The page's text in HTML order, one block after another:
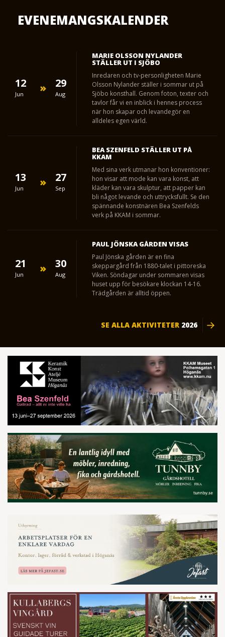
EVENEMANGSKALENDER
12
Jun
29
Aug
MARIE OLSSON NYLANDER
STÄLLER UT I SJÖBO
Inredaren och tv-personligheten Marie
Olsson Nylander ställer i sommar ut på
Sjöbo konsthall. Genom foton, texter och
tavlor får vi en inblick i hennes process
när hon skapar och levandegör en
alldeles egen värld.
13
Jun
27
Sep
BEA SZENFELD STÄLLER UT PÅ
KKAM
Med sina verk utmanar hon konventioner:
hon visar att mode kan vara konst, att
kläder kan vara skulptur, att papper kan
bli något levande och uttrycksfullt. Se den
spännande konstnären Bea Szenfelds
verk på KKAM i sommar.
21
Jun
30
Aug
PAUL JÖNSKA GÅRDEN VISAS
Paul Jönska gården är en fina
skeppargård från 1880-talet i pittoreska
Viken. Söndagar under sommaren visas
huset upp för besökare klockan 14-16.
Trädgården är alltid öppen.
SE ALLA AKTIVITETER 2026